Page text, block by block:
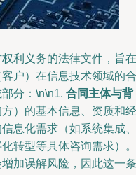
利义务的法律文件，旨在
户）在信息技术领域的合
分：\n\n1. 合同主体与背
）的基本信息、资质和经
息化需求（如系统集成、
转型等具体咨询需求）。
加误解风险，因此这一条